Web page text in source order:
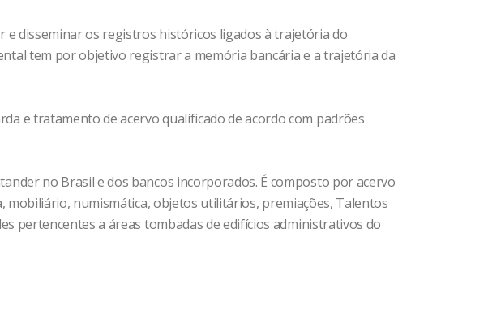
disseminar os registros históricos ligados à trajetória do
tem por objetivo registrar a memória bancária e a trajetória da
e tratamento de acervo qualificado de acordo com padrões
no Brasil e dos bancos incorporados. É composto por acervo
numismática, objetos utilitários, premiações, Talentos
pertencentes a áreas tombadas de edifícios administrativos do